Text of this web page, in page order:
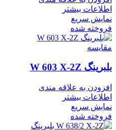
اطلاعات بیشتر
نمایش سریع
فروخته شده
مقايسه
بلبرینگ W 603 X-2Z
افزودن به علاقه مندی
اطلاعات بیشتر
نمایش سریع
فروخته شده